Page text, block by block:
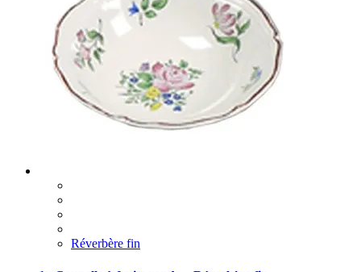
Réverbère fin